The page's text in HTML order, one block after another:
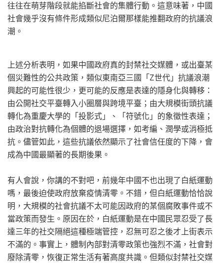
往往在萌芽階段就能掐斷社會的集體行動。這意味著，中國
社會幾乎沒有條件形成類似尼泊爾那樣能推翻政府的抗議浪
潮。
上述分析表明，如果中國政府真的封禁社交媒體，或出臺某
個災難性的公共政策，類似東南亞三國「Z世代」抗議浪潮
興起的可能性很少，更可能的反應是表達的隱身化與轉移：
由公開社交平臺轉入小圈層與跨境平臺；由大規模街頭抗議
轉化為重慶大學的「投影式」、「符號化」的象徵性表達；
由政治對抗轉化為個體的退場選擇，如考編、潤學或消極抵
抗。儘管如此，這些抗議依然顯示了社會信任度的下降，會
成為中國最顯著的長期後果。
有人會說，你講的不對吧，前幾年中國不也出現了白紙運動
嗎，最後迫使政府放棄疫情清零。不錯，但白紙運動恰恰說
明，大規模的社會抗議不太可能因政府的某個腐敗事件或不
當政策而發生。原因在於，白紙運動是在中國民眾忍受了長
達三年的社交隔絕這種極端管控，忍無可忍之後才上街表示
不滿的。事實上，體制內部對清零政策也強烈不滿，社會對
廢除清零，恢復正常生活有著高度共識。但類似封禁社交媒